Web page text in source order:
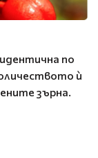
по
ѝ
зърна.